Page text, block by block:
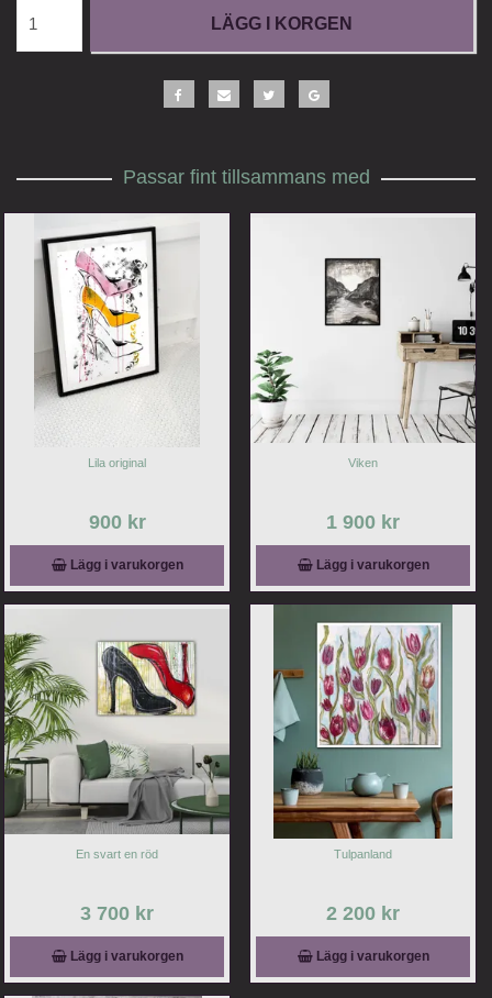
LÄGG I KORGEN
Passar fint tillsammans med
Lila original
900 kr
Lägg i varukorgen
Viken
1 900 kr
Lägg i varukorgen
En svart en röd
3 700 kr
Lägg i varukorgen
Tulpanland
2 200 kr
Lägg i varukorgen